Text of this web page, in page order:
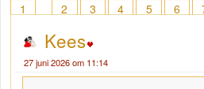
1 2 3 4 5 6
Kees
27 juni 2026 om 11:14